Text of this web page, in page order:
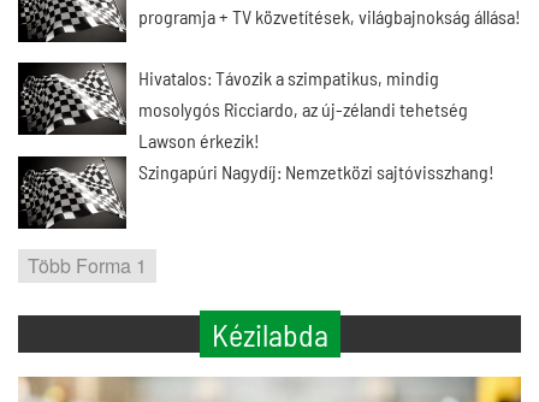
programja + TV közvetítések, világbajnokság állása!
Hivatalos: Távozik a szimpatikus, mindig
mosolygós Ricciardo, az új-zélandi tehetség
Lawson érkezik!
Szingapúri Nagydíj: Nemzetközi sajtóvisszhang!
Több Forma 1
Kézilabda